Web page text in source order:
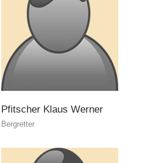
Pfitscher Klaus Werner
Bergretter